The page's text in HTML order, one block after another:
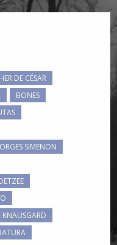
DE CÉSAR
BONES
SIMENON
KNAUSGARD